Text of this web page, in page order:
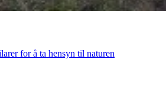
for å ta hensyn til naturen